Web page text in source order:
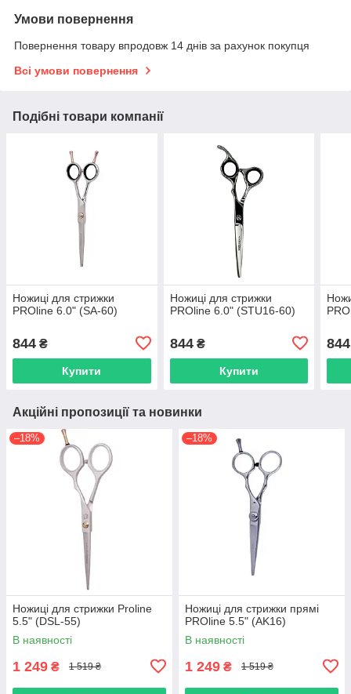
Умови повернення
Повернення товару впродовж 14 днів за рахунок покупця
Всі умови повернення
Подібні товари компанії
Ножиці для стрижки
PROline 6.0" (SA-60)
844 ₴
Купити
Ножиці для стрижки
PROline 6.0" (STU16-60)
844₴
Купити
844
Акційні пропозиції та новинки
–18%
Ножиці для стрижки Proline
5.5" (DSL-55)
В наявності
1 249 ₴ 1 519 ₴
–18%
Ножиці для стрижки прямі
PROline 5.5" (AK16)
В наявності
1 249 ₴ 1 519 ₴